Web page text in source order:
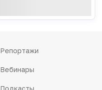
Репортажи
Вебинары